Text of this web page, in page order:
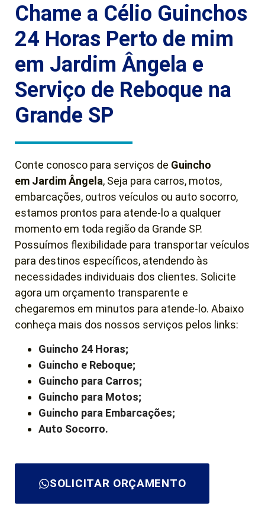
Chame a Célio Guinchos
24 Horas Perto de mim
em Jardim Ângela e
Serviço de Reboque na
Grande SP
Conte conosco para serviços de Guincho
em Jardim Ângela, Seja para carros, motos,
embarcações, outros veículos ou auto socorro,
estamos prontos para atende-lo a qualquer
momento em toda região da Grande SP.
Possuímos flexibilidade para transportar veículos
para destinos específicos, atendendo às
necessidades individuais dos clientes. Solicite
agora um orçamento transparente e
chegaremos em minutos para atende-lo. Abaixo
conheça mais dos nossos serviços pelos links:
Guincho 24 Horas;
Guincho e Reboque;
Guincho para Carros;
Guincho para Motos;
Guincho para Embarcações;
Auto Socorro.
SOLICITAR ORÇAMENTO